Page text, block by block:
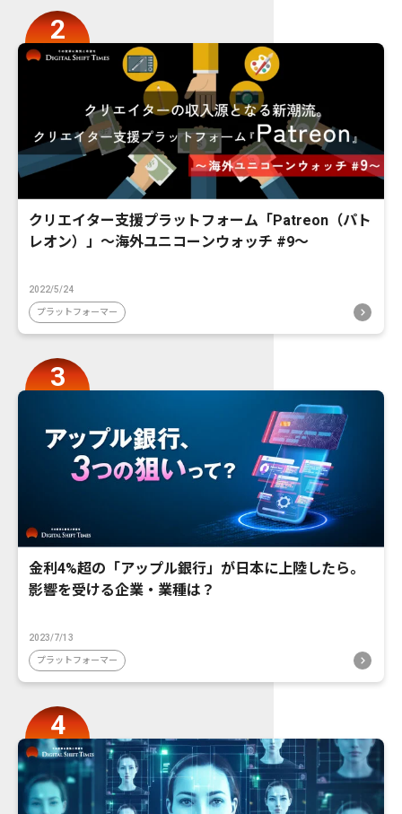
クリエイター支援プラットフォーム「Patreon（パト
レオン）」〜海外ユニコーンウォッチ #9〜
2022/5/24
プラットフォーマー
金利4%超の「アップル銀行」が日本に上陸したら。
影響を受ける企業・業種は？
2023/7/13
プラットフォーマー